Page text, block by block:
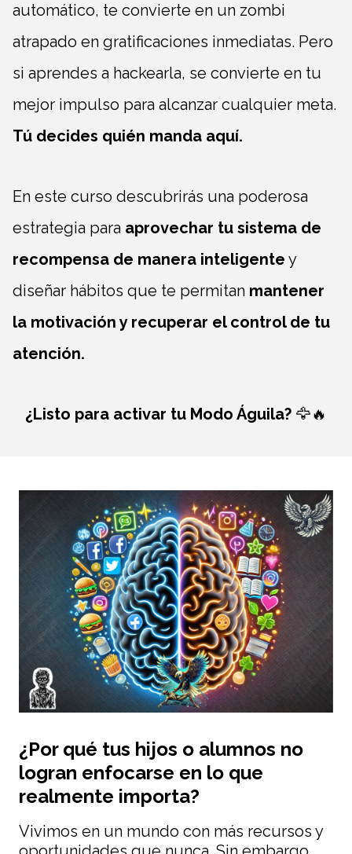
automático, te convierte en un zombi
atrapado en gratificaciones inmediatas. Pero
si aprendes a hackearla, se convierte en tu
mejor impulso para alcanzar cualquier meta.
Tú decides quién manda aquí.
En este curso descubrirás una poderosa
estrategia para aprovechar tu sistema de
recompensa de manera inteligente y
diseñar hábitos que te permitan mantener
la motivación y recuperar el control de tu
atención.
¿Listo para activar tu Modo Águila? 🦅🔥
¿Por qué tus hijos o alumnos no
logran enfocarse en lo que
realmente importa?
Vivimos en un mundo con más recursos y